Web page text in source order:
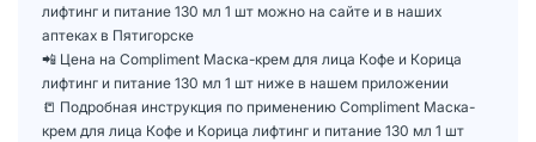
лифтинг и питание 130 мл 1 шт можно на сайте и в наших
аптеках в Пятигорске
📲 Цена на Compliment Маска-крем для лица Кофе и Корица
лифтинг и питание 130 мл 1 шт ниже в нашем приложении
📒 Подробная инструкция по применению Compliment Маска-
крем для лица Кофе и Корица лифтинг и питание 130 мл 1 шт